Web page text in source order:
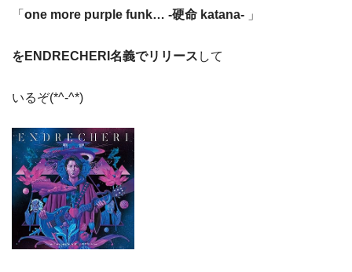
「 one more purple funk… -硬命 katana- 」
をENDRECHERI名義でリリース して
いるぞ(*^-^*)